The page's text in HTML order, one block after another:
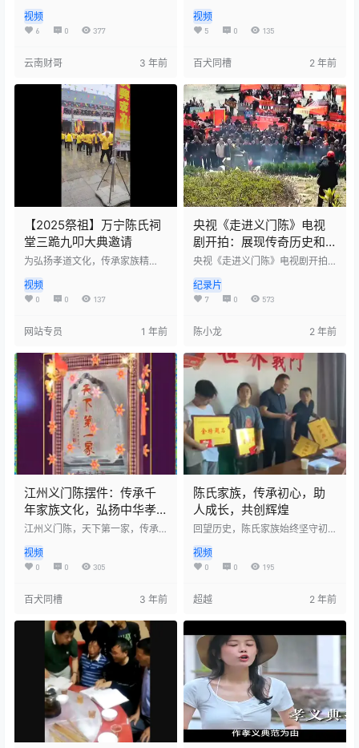
家谱的重要性和价值，以及修谱
的意义和作用。他呼吁广大族人
弘扬中华优秀传统文化。此次会
议旨在推动全国范围内的家谱修
缮工作，促进家族文化的传承和
发展。 新版：纸质版谱书，点击
立即购买 电子版：点击 在线阅读
视频
6 0 377
云南财哥 3 年前
行陈氏宗亲联谊会一行，满怀着
对家乡的热爱和对先祖的敬仰，
于义门陈，自先祖以来，一直秉
承着“义门陈”的家族传统和文化精
神。如今，乐安排行陈氏宗亲联
谊会为了弘扬家族文化和先祖精
神，组成了一支代表团，回到家
乡，与广大宗亲们欢聚一堂，共
同追忆义门陈的历史渊源和传
承。 此次回家，我们不仅带来了
对先祖的敬意和对家族的热爱，
还…
视频
5 0 135
百犬同槽 2 年前
【2025祭祖】万宁陈氏祠
堂三跪九叩大典邀请
为弘扬孝道文化，传承家族精
4月7日在万宁陈氏祠堂举行隆重
的祭祖跪拜活动。仪式包括敬献
体三跪九叩等传统环节，表达对
先祖的崇敬与感恩。活动旨在增
强宗亲凝聚力，延续优良家风，
促进家族团结。诚邀各地陈氏族
人共襄盛举，缅怀祖德，祈福家
族昌盛！
视频
0 0 137
网站专员 1 年前
央视《走进义门陈》电视
剧开拍：展现传奇历史和
家族文化
央视《走进义门陈》电视剧开拍
门陈家族的传奇历史和家族文
化。在开拍仪式上，主创团队和
个重要时刻。这部电视剧将以义
门陈家族为背景，展现他们的家
族文化和传统，以及他们在历史
长河中的重要地位和作用。通过
这部电视剧，观众们将了解到义
门陈家族的独特魅力和影响力，
以及他们对于一个民族、一个国
家的重要性。同时，这部电视剧
也将呈现义门陈家族在现代社会
的传承和发…
纪录片
7 0 573
陈小龙 2 年前
江州义门陈摆件：传承千
年家族文化，弘扬中华孝
义精神
江州义门陈，天下第一家，传承
神。此摆件以义门陈家族建筑为
原型，古色古香，尽显传统之
家族荣耀，彰显文化底蕴。赠予
亲朋好友，传递情谊，共同珍视
家族情怀。
视频
0 0 305
百犬同槽 3 年前
陈氏家族，传承初心，助
人成长，共创辉煌
回望历史，陈氏家族始终坚守初
将继续传承家族的优良传统，努
力创造新的辉煌。他们将不负使
家族的担当和爱心。让我们共同
期待陈氏家族在未来的日子里，
为更多的人带来更多的帮助和温
视频
0 0 195
超越 2 年前